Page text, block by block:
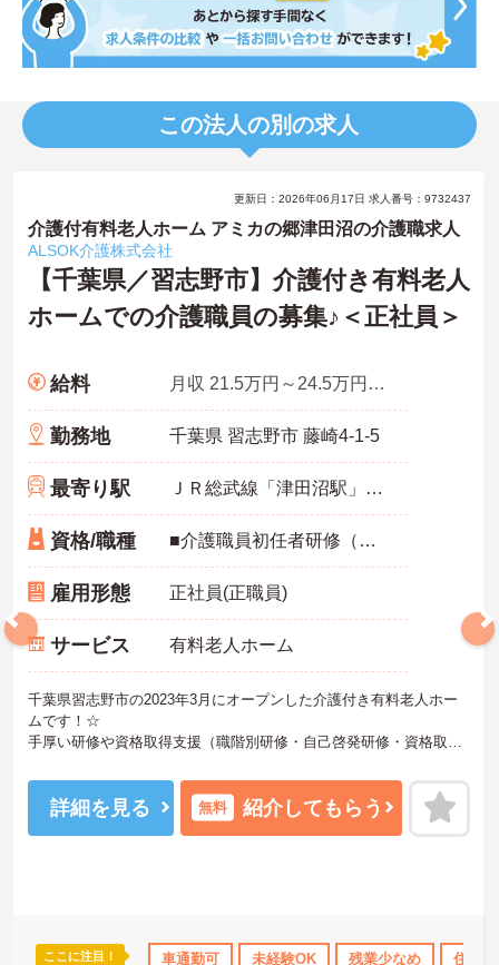
この法人の別の求人
ンクOK 資格取得サポート 研修制度あり 産休･育休･介護休暇
更新日：2026年06月17日 求人番号：9732437
介護付有料老人ホーム アミカの郷津田沼の介護職求人
ALSOK介護株式会社
【千葉県／習志野市】介護付き有料老人
ホームでの介護職員の募集♪＜正社員＞
給料 月収 21.5万円～24.5万円程度 夜勤手当5回分を含む
勤務地 千葉県 習志野市 藤崎4-1-5
最寄り駅 ＪＲ総武線「津田沼駅」徒歩17分
資格/職種 ■介護職員初任者研修（ヘルパー2級）以上 ■未経験可
雇用形態 正社員(正職員)
サービス 有料老人ホーム
千葉県習志野市の2023年3月にオープンした介護付き有料老人ホー
ムです！☆
手厚い研修や資格取得支援（職階別研修・自己啓発研修・資格取得
質向上と資格取得のサポートを行っております）があります！
スキルアップされたい方や未経験の方にもおすすめです！また、す
べての働く方が「安心して長く活躍できる職場」を提供すべく、
詳細を見る 無料 紹介してもらう
ここに注目！ 車通勤可 未経験OK 残業少なめ 住宅